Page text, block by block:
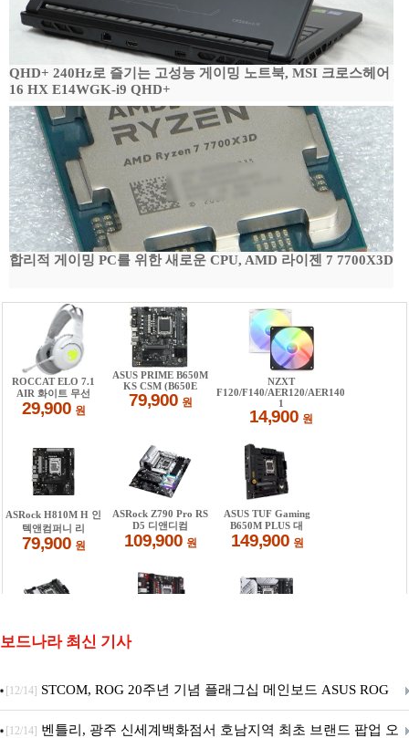
QHD+ 240Hz로 즐기는 고성능 게이밍 노트북, MSI 크로스헤어
16 HX E14WGK-i9 QHD+
합리적 게이밍 PC를 위한 새로운 CPU, AMD 라이젠 7 7700X3D
보드나라 최신 기사
[12/14] STCOM, ROG 20주년 기념 플래그십 메인보드 ASUS ROG
Crosshair X870E EDITION 20 국내 출시 예정
[12/14] 벤틀리, 광주 신세계백화점서 호남지역 최초 브랜드 팝업 오